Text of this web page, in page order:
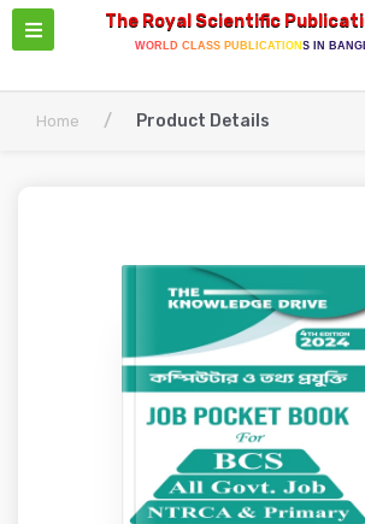
The Royal Scientific
WORLD CLASS PUBLICATIONS IN
Home / Product Details